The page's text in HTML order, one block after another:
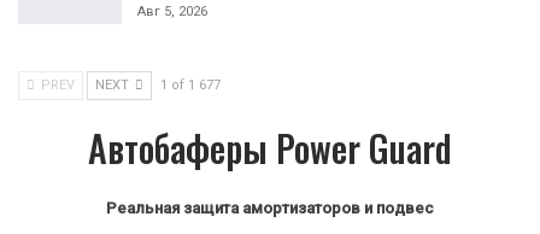
Авг 5, 2026
PREV NEXT 1 of 1 677
Автобаферы Power Guard
Реальная защита амортизаторов и подвес